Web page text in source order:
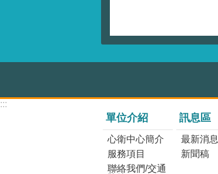
:::
單位介紹
心衛中心簡介
服務項目
聯絡我們/交通
訊息區
最新消息
新聞稿